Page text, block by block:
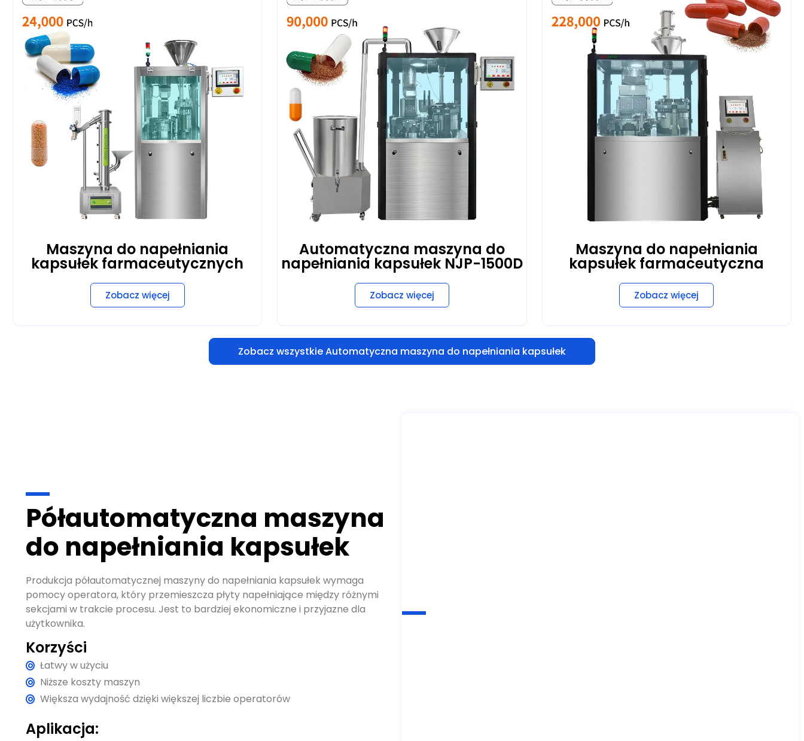
Maszyna do napełniania
kapsułek farmaceutycznych
Zobacz więcej
Automatyczna maszyna do
napełniania kapsułek NJP-1500D
Zobacz więcej
Maszyna do napełniania
kapsułek farmaceutyczna
Zobacz więcej
Zobacz wszystkie Automatyczna maszyna do napełniania kapsułek
Półautomatyczna maszyna
do napełniania kapsułek
Produkcja półautomatycznej maszyny do napełniania kapsułek wymaga
pomocy operatora, który przemieszcza płyty napełniające między różnymi
sekcjami w trakcie procesu. Jest to bardziej ekonomiczne i przyjazne dla
użytkownika.
Korzyści
Łatwy w użyciu
Niższe koszty maszyn
Większa wydajność dzięki większej liczbie operatorów
Aplikacja: